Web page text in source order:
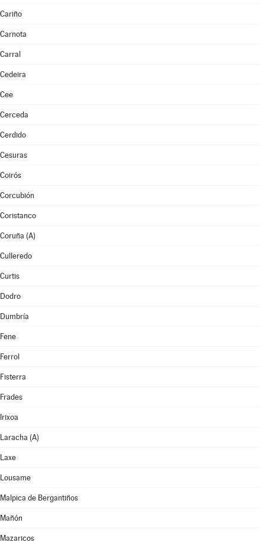
Cariño
Carnota
Carral
Cedeira
Cee
Cerceda
Cerdido
Cesuras
Coirós
Corcubión
Coristanco
Coruña (A)
Culleredo
Curtis
Dodro
Dumbría
Fene
Ferrol
Fisterra
Frades
Irixoa
Laracha (A)
Laxe
Lousame
Malpica de Bergantiños
Mañón
Mazaricos